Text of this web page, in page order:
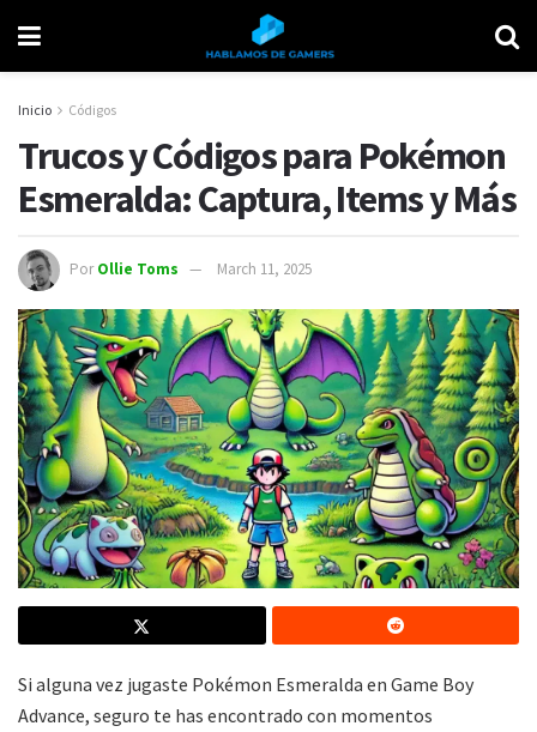
Inicio Códigos
Trucos y Códigos para Pokémon
Esmeralda: Captura, Items y Más
PorOllie Toms March 11, 2025
Si alguna vez jugaste Pokémon Esmeralda en Game Boy
Advance, seguro te has encontrado con momentos